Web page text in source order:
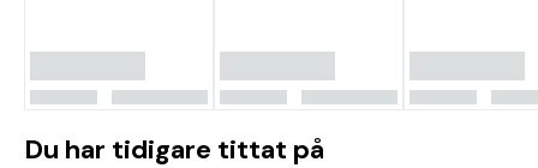
Du har tidigare tittat på